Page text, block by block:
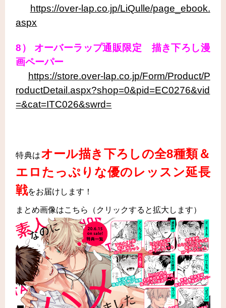
https://over-lap.co.jp/LiQulle/page_ebook.
aspx
8） オーバーラップ通販限定 描き下ろし漫
画ペーパー
https://store.over-lap.co.jp/Form/Product/P
roductDetail.aspx?shop=0&pid=EC0276&vid
=&cat=ITC026&swrd=
特典はオール描き下ろしの全8種類＆
エロたっぷりな優のレッスン延長
戦をお届けします！
まとめ画像はこちら（クリックすると拡大します）